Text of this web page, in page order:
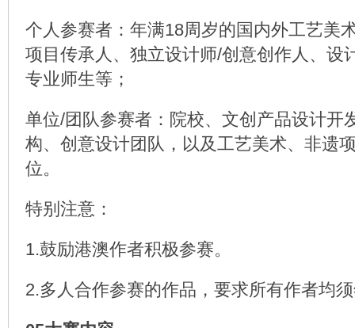
个人参赛者：年满18周岁的国内外工艺美
项目传承人、独立设计师/创意创作人、设
专业师生等；
单位/团队参赛者：院校、文创产品设计开
构、创意设计团队，以及工艺美术、非遗
位。
特别注意：
1.鼓励港澳作者积极参赛。
2.多人合作参赛的作品，要求所有作者均